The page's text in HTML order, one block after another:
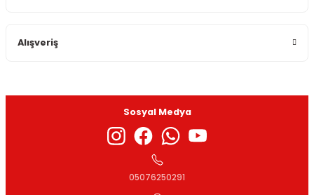
Gönder
Alışveriş
Sosyal Medya
05076250291